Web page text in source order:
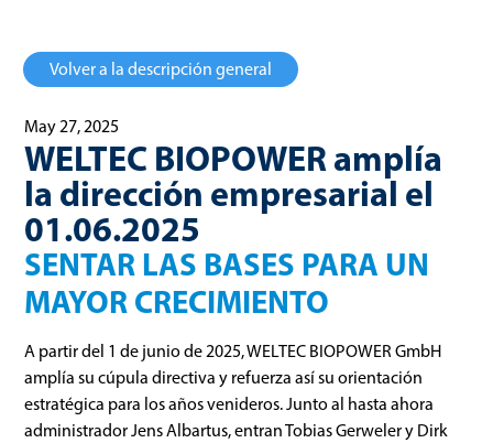
Volver a la descripción general
May 27, 2025
WELTEC BIOPOWER amplía
la dirección empresarial el
01.06.2025
SENTAR LAS BASES PARA UN
MAYOR CRECIMIENTO
A partir del 1 de junio de 2025, WELTEC BIOPOWER GmbH
amplía su cúpula directiva y refuerza así su orientación
estratégica para los años venideros. Junto al hasta ahora
administrador Jens Albartus, entran Tobias Gerweler y Dirk